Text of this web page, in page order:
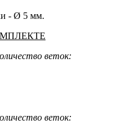
- Ø 5 мм.
веток:
веток: